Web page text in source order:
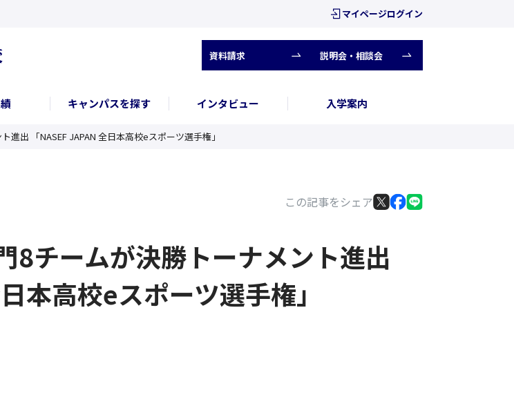
マイページログイン
資料請求 説明会・相談会
キャンパスを探す インタビュー 入学案内
出 「NASEF JAPAN 全日本高校eスポーツ選手権」
この記事をシェア
チームが決勝トーナメント進出
本高校eスポーツ選手権」